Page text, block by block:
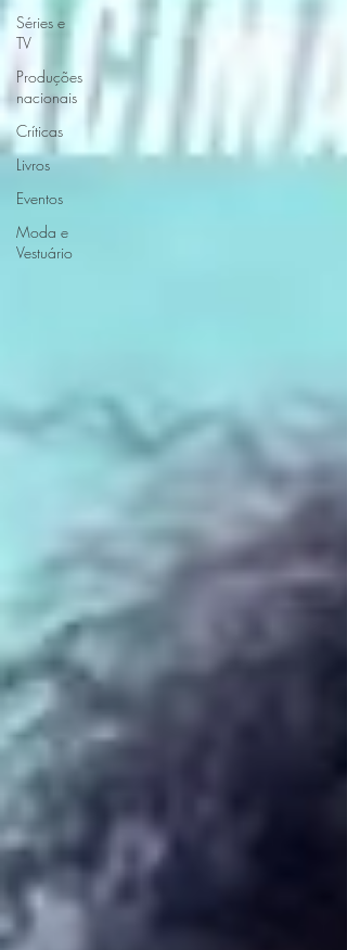
Séries e
TV
Produções
nacionais
Críticas
Livros
Eventos
Moda e
Vestuário